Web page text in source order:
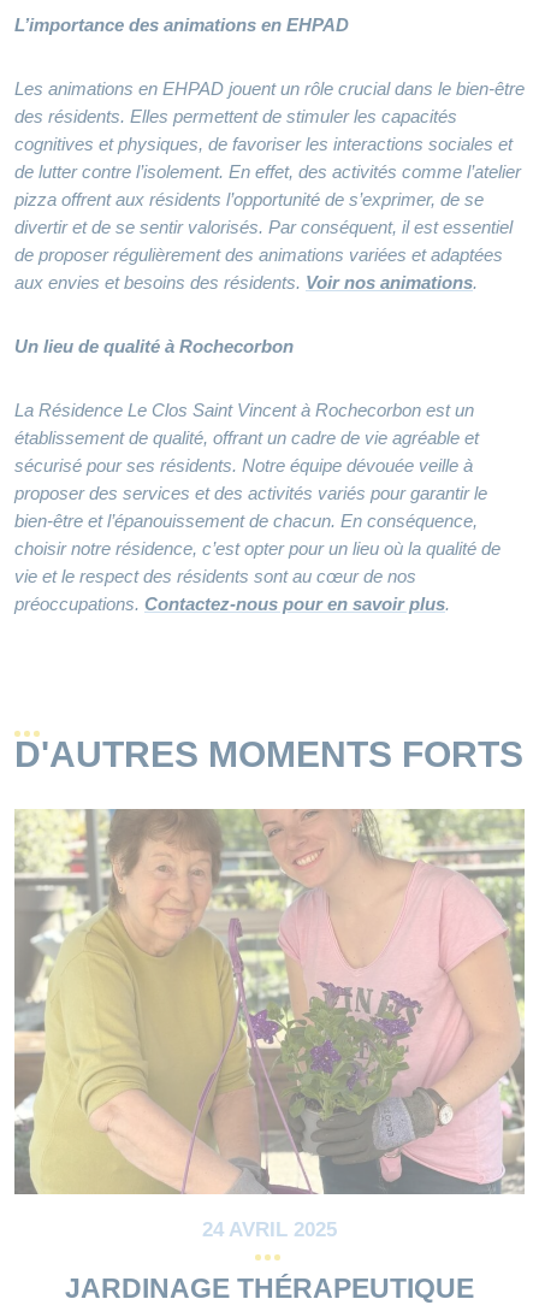
L’importance des animations en EHPAD
Les animations en EHPAD jouent un rôle crucial dans le bien-être
des résidents. Elles permettent de stimuler les capacités
cognitives et physiques, de favoriser les interactions sociales et
de lutter contre l’isolement. En effet, des activités comme l’atelier
pizza offrent aux résidents l’opportunité de s’exprimer, de se
divertir et de se sentir valorisés. Par conséquent, il est essentiel
de proposer régulièrement des animations variées et adaptées
aux envies et besoins des résidents. Voir nos animations.
Un lieu de qualité à Rochecorbon
La Résidence Le Clos Saint Vincent à Rochecorbon est un
établissement de qualité, offrant un cadre de vie agréable et
sécurisé pour ses résidents. Notre équipe dévouée veille à
proposer des services et des activités variés pour garantir le
bien-être et l’épanouissement de chacun. En conséquence,
choisir notre résidence, c’est opter pour un lieu où la qualité de
vie et le respect des résidents sont au cœur de nos
préoccupations. Contactez-nous pour en savoir plus.
D'AUTRES MOMENTS FORTS
24 AVRIL 2025
JARDINAGE THÉRAPEUTIQUE